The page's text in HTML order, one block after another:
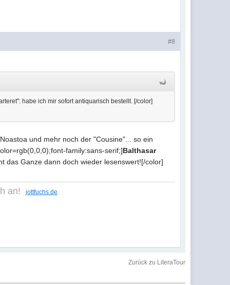
#8
habe ich mir sofort antiquarisch bestellt. [/color]
und mehr noch der "Cousine"... so ein
family:sans-serif;]Balthasar
das Ganze dann doch wieder lesenswert![/color]
an! jottfuchs.de
Zurück zu LiteraTour